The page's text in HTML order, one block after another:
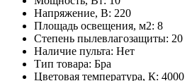
Напряжение, В: 220
Площадь освещения, м2: 8
Степень пылевлагозащиты: 20
Наличие пульта: Нет
Тип товара: Бра
Цветовая температура, К: 4000